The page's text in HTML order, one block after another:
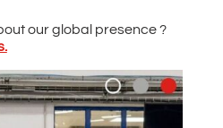
our global presence ?